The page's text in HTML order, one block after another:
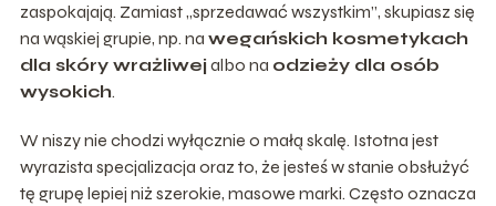
zaspokajają. Zamiast „sprzedawać wszystkim”, skupiasz się
na wąskiej grupie, np. na wegańskich kosmetykach
dla skóry wrażliwej albo na odzieży dla osób
wysokich.
W niszy nie chodzi wyłącznie o małą skalę. Istotna jest
wyrazista specjalizacja oraz to, że jesteś w stanie obsłużyć
tę grupę lepiej niż szerokie, masowe marki. Często oznacza